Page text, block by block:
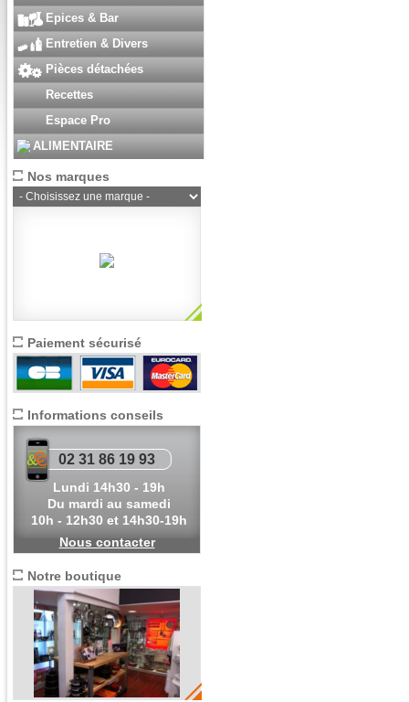
Epices & Bar
Entretien & Divers
Pièces détachées
Recettes
Espace Pro
ALIMENTAIRE
Nos marques
Paiement sécurisé
Informations conseils
02 31 86 19 93
Lundi 14h30 - 19h
Du mardi au samedi
10h - 12h30 et 14h30-19h
Nous contacter
Notre boutique